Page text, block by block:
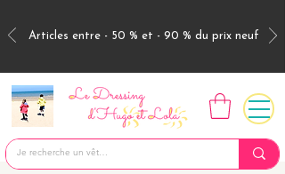
Articles entre - 50 % et - 90 % du prix neuf